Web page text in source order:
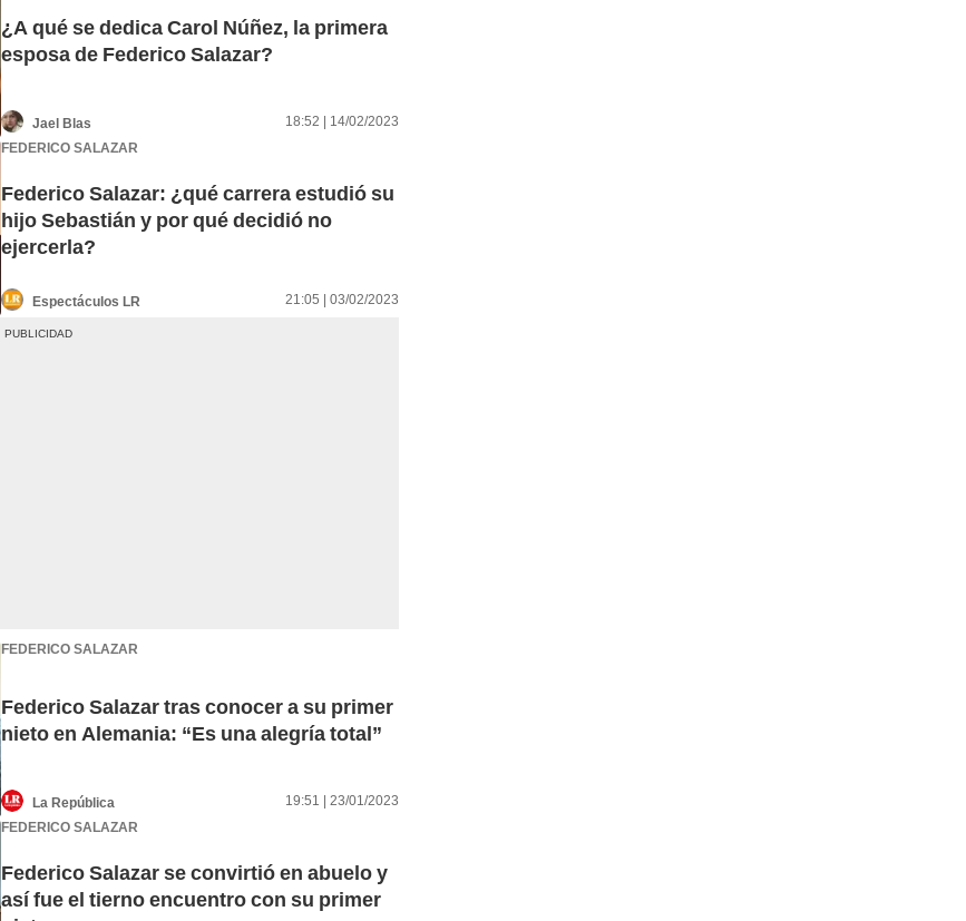
¿A qué se dedica Carol Núñez, la primera
esposa de Federico Salazar?
Jael Blas
18:52 | 14/02/2023
FEDERICO SALAZAR
Federico Salazar: ¿qué carrera estudió su
hijo Sebastián y por qué decidió no
ejercerla?
Espectáculos LR 21:05 | 03/02/2023
FEDERICO SALAZAR
Federico Salazar tras conocer a su primer
nieto en Alemania: “Es una alegría total”
La República
19:51 | 23/01/2023
FEDERICO SALAZAR
Federico Salazar se convirtió en abuelo y
así fue el tierno encuentro con su primer